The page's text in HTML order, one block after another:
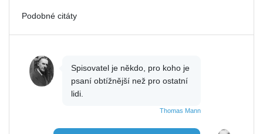
Podobné citáty
Spisovatel je někdo, pro koho je
psaní obtížnější než pro ostatní
lidi.
Thomas Mann